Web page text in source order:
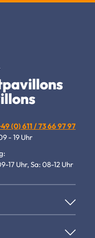
(0) 611 / 73 66 97 97
- 19 Uhr
17 Uhr, Sa: 08-12 Uhr